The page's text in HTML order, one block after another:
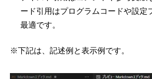
ード引用はプログラムコードや設定
最適です。
※下記は、記述例と表示例です。